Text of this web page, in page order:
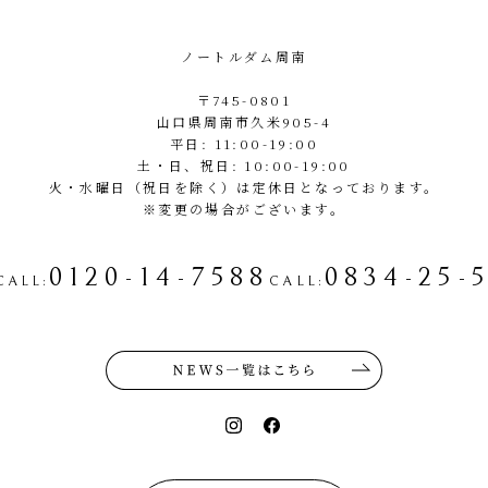
ノートルダム周南
〒745-0801
山口県周南市久米905-4
平日: 11:00-19:00
土・日、祝日: 10:00-19:00
火・水曜日（祝日を除く）は定休日となっております。
※変更の場合がございます。
: 0120-14-7588 CALL : 0834-25-